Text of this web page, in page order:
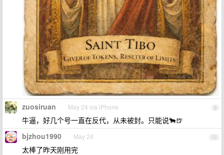
9
zuosiruan May 24 via iPhone
牛逼，好几个号一直在反代，从未被封。只能说🐂🍺
10
bjzhou1990 May 24
太棒了昨天刚用完